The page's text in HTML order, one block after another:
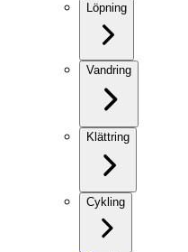
Löpning
Vandring
Klättring
Cykling